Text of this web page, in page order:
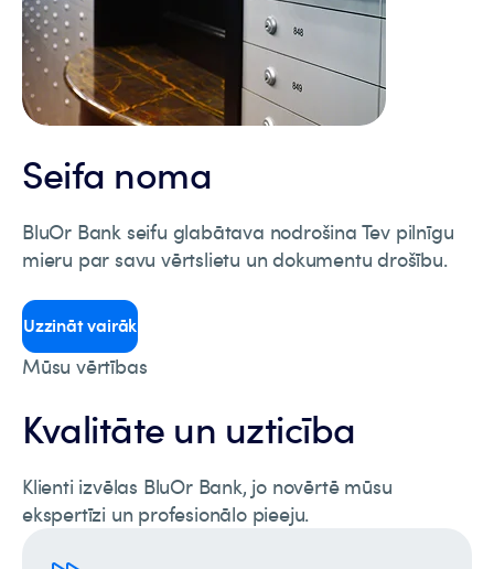
Seifa noma
BluOr Bank seifu glabātava nodrošina Tev pilnīgu
mieru par savu vērtslietu un dokumentu drošību.
Uzzināt vairāk
Mūsu vērtības
Kvalitāte un uzticība
Klienti izvēlas BluOr Bank, jo novērtē mūsu
ekspertīzi un profesionālo pieeju.